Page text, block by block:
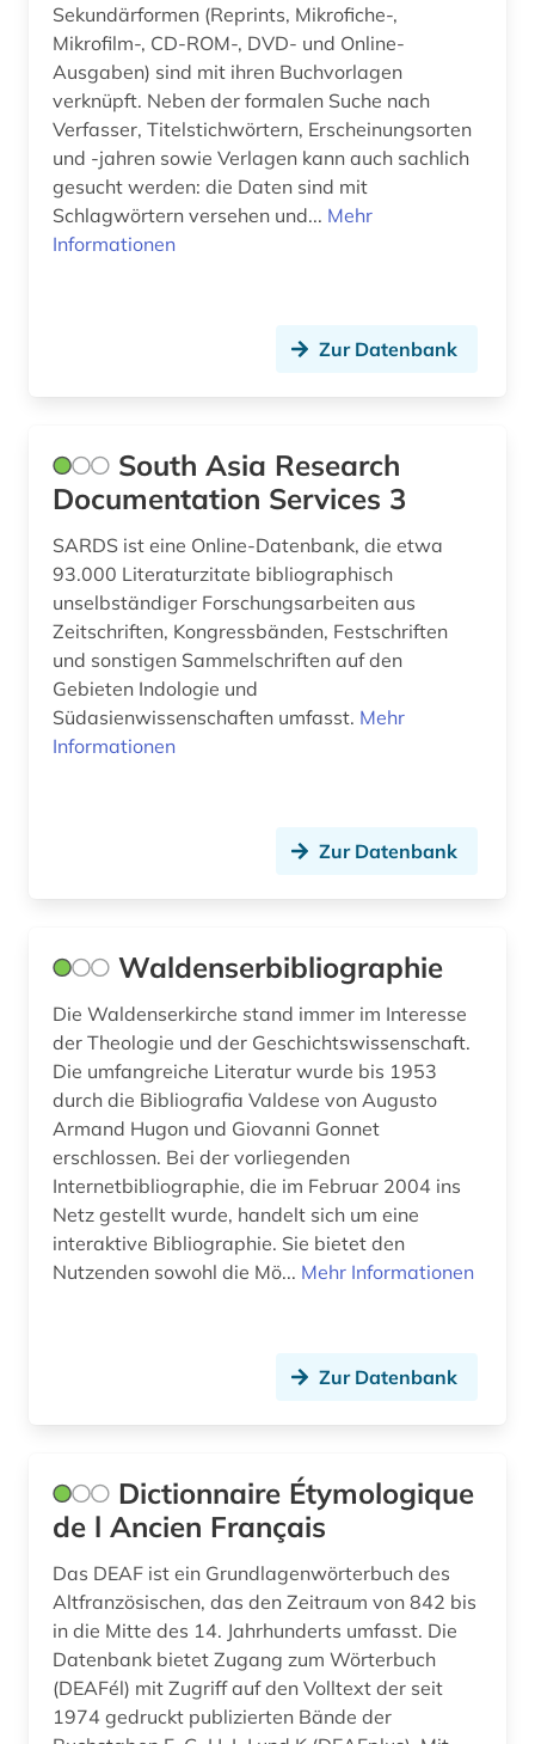
irland (3)
islam (4)
islamwissenschaft (2)
israel (2)
italianistik (4)
johann christoph (1)
johann wolfgang von goethe (1)
judaica (1)
judaistik (4)
judentum (5)
jüdische studien (1)
kalender (1)
katalog (24)
klarinette (1)
klarinettenquintett (1)
klassische philologie (1)
klaviermusik (1)
komponist (1)
koptologie (1)
korea (2)
kriminalliteratur (1)
kultur (1)
kulturwissenschaften (4)
kulturzeitschrift (3)
Sekundärformen (Reprints, Mikrofiche-,
Mikrofilm-, CD-ROM-, DVD- und Online-
Ausgaben) sind mit ihren Buchvorlagen
verknüpft. Neben der formalen Suche nach
Verfasser, Titelstichwörtern, Erscheinungsorten
und -jahren sowie Verlagen kann auch sachlich
gesucht werden: die Daten sind mit
Schlagwörtern versehen und... Mehr
Informationen
Zur Datenbank
South Asia Research
Documentation Services 3
SARDS ist eine Online-Datenbank, die etwa
93.000 Literaturzitate bibliographisch
unselbständiger Forschungsarbeiten aus
Zeitschriften, Kongressbänden, Festschriften
und sonstigen Sammelschriften auf den
Gebieten Indologie und
Südasienwissenschaften umfasst. Mehr
Informationen
Zur Datenbank
Waldenserbibliographie
Die Waldenserkirche stand immer im Interesse
der Theologie und der Geschichtswissenschaft.
Die umfangreiche Literatur wurde bis 1953
durch die Bibliografia Valdese von Augusto
Armand Hugon und Giovanni Gonnet
erschlossen. Bei der vorliegenden
Internetbibliographie, die im Februar 2004 ins
Netz gestellt wurde, handelt sich um eine
interaktive Bibliographie. Sie bietet den
Nutzenden sowohl die Mö... Mehr Informationen
Zur Datenbank
Dictionnaire Étymologique
de l Ancien Français
Das DEAF ist ein Grundlagenwörterbuch des
Altfranzösischen, das den Zeitraum von 842 bis
in die Mitte des 14. Jahrhunderts umfasst. Die
Datenbank bietet Zugang zum Wörterbuch
(DEAFél) mit Zugriff auf den Volltext der seit
1974 gedruckt publizierten Bände der